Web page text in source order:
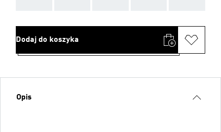
Dodaj do koszyka
Opis